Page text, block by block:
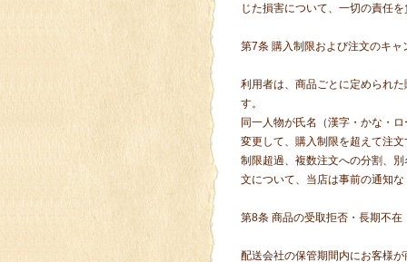
じた損害について、一切の責任
第7条 購入制限および注文のキャ
利用者は、商品ごとに定められ
す。
同一人物が氏名（漢字・かな・
変更して、購入制限を超えて注
制限超過、複数注文への分割、
文について、当店は事前の通知
第8条 商品の受取拒否・長期不在
配送会社の保管期間内にお客様